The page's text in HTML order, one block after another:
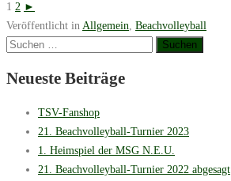
1 2 ►
Veröffentlicht in Allgemein Beachvolleyball
Suchen
Neueste Beiträge
TSV-Fanshop
21. Beachvolleyball-Turnier 2023
1. Heimspiel der MSG N.E.U.
21. Beachvolleyball-Turnier 2022 abgesagt